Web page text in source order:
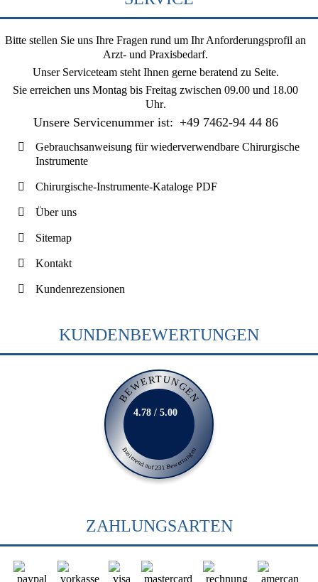
Bitte stellen Sie uns Ihre Fragen rund um Ihr Anforderungsprofil an
Arzt- und Praxisbedarf.
Unser Serviceteam steht Ihnen gerne beratend zu Seite.
Sie erreichen uns Montag bis Freitag zwischen 09.00 und 18.00
Uhr.
Unsere Servicenummer ist: +49 7462-94 44 86
Gebrauchsanweisung für wiederverwendbare Chirurgische
Instrumente
Chirurgische-Instrumente-Kataloge PDF
Über uns
Sitemap
Kontakt
Kundenrezensionen
KUNDENBEWERTUNGEN
BEWERTUNGEN
Basierend auf 231 Bewertungen
4.78 / 5.00
ZAHLUNGSARTEN